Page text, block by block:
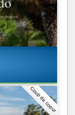
Coup de coeur